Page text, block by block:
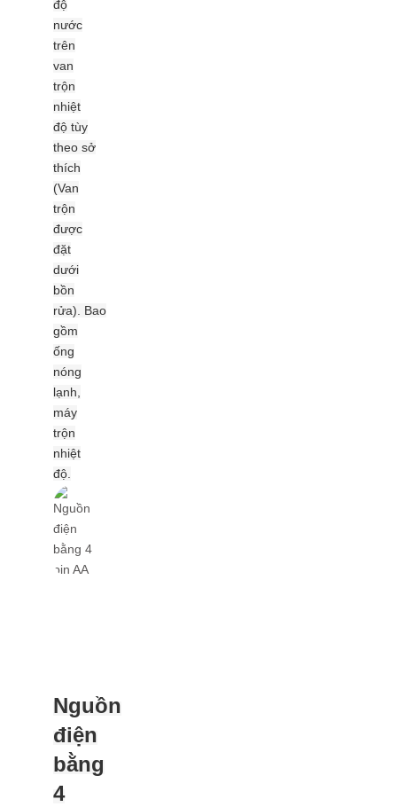
độ
nước
trên
van
trộn
nhiệt
độ tùy
theo sở
thích
(Van
trộn
được
đặt
dưới
bồn
rửa). Bao
gồm
ống
nóng
lạnh,
máy
trộn
nhiệt
độ.
Nguồn
điện
bằng
4